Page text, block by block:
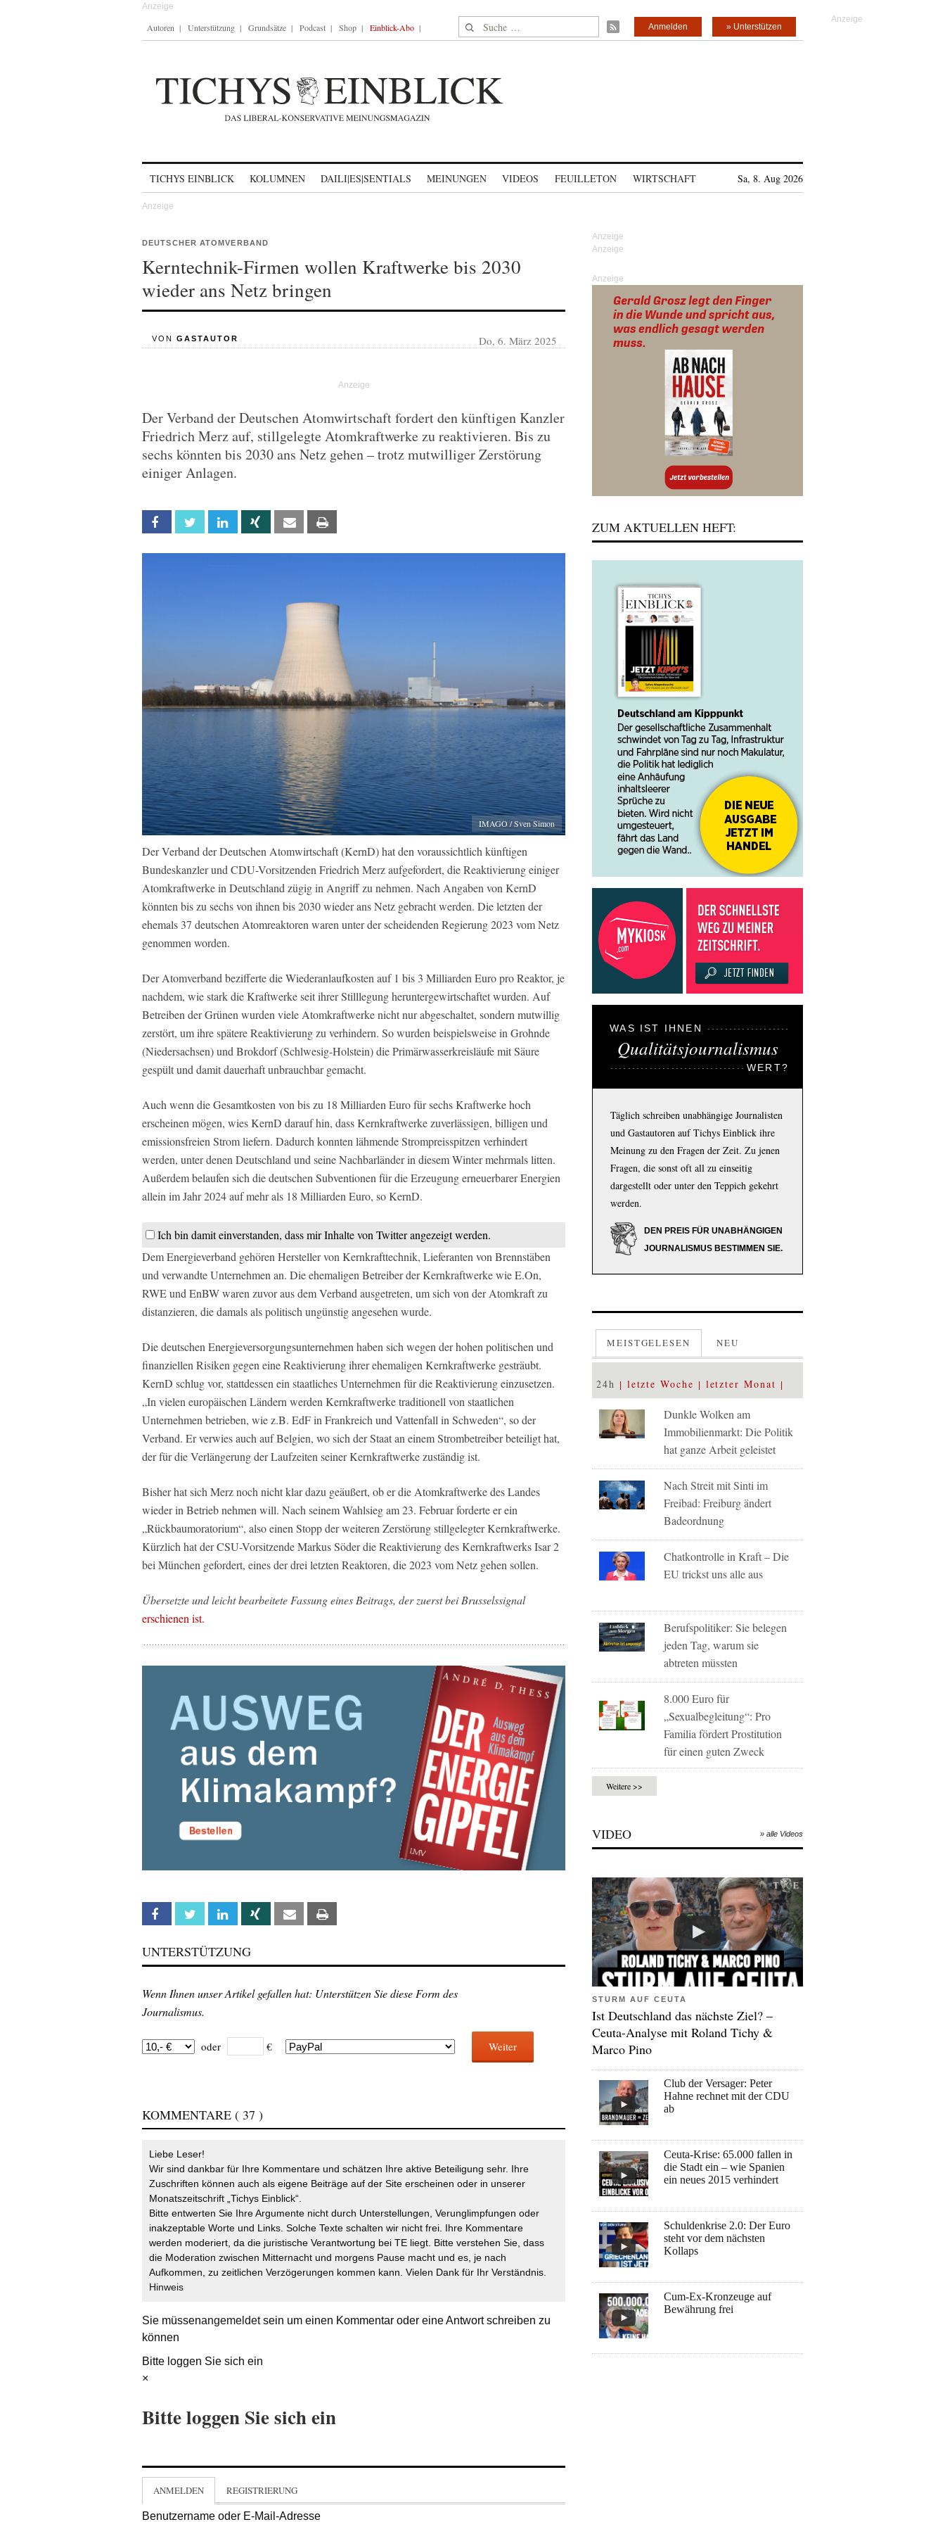
Autoren Unterstützung Grundsätze Podcast Shop Einblick-Abo Suche nach: » Unterstützen
Anmelden
TICHYS EINBLICK KOLUMNEN DAILI|ES|SENTIALS MEINUNGEN VIDEOS FEUILLETON WIRTSCHAFT Sa, 8. Aug 2026
DEUTSCHER ATOMVERBAND
Kerntechnik-Firmen wollen Kraftwerke bis 2030
wieder ans Netz bringen
VON GASTAUTOR Do, 6. März 2025
Der Verband der Deutschen Atomwirtschaft fordert den künftigen Kanzler
Friedrich Merz auf, stillgelegte Atomkraftwerke zu reaktivieren. Bis zu
sechs könnten bis 2030 ans Netz gehen – trotz mutwilliger Zerstörung
einiger Anlagen.
Facebook Twitter Linkedin Xing Email
IMAGO / Sven Simon
Der Verband der Deutschen Atomwirtschaft (KernD) hat den voraussichtlich künftigen
Bundeskanzler und CDU-Vorsitzenden Friedrich Merz aufgefordert, die Reaktivierung einiger
Atomkraftwerke in Deutschland zügig in Angriff zu nehmen. Nach Angaben von KernD
könnten bis zu sechs von ihnen bis 2030 wieder ans Netz gebracht werden. Die letzten der
ehemals 37 deutschen Atomreaktoren waren unter der scheidenden Regierung 2023 vom Netz
genommen worden.
Der Atomverband bezifferte die Wiederanlaufkosten auf 1 bis 3 Milliarden Euro pro Reaktor, je
nachdem, wie stark die Kraftwerke seit ihrer Stilllegung heruntergewirtschaftet wurden. Auf
Betreiben der Grünen wurden viele Atomkraftwerke nicht nur abgeschaltet, sondern mutwillig
zerstört, um ihre spätere Reaktivierung zu verhindern. So wurden beispielsweise in Grohnde
(Niedersachsen) und Brokdorf (Schlwesig-Holstein) die Primärwasserkreisläufe mit Säure
gespült und damit dauerhaft unbrauchbar gemacht.
Auch wenn die Gesamtkosten von bis zu 18 Milliarden Euro für sechs Kraftwerke hoch
erscheinen mögen, wies KernD darauf hin, dass Kernkraftwerke zuverlässigen, billigen und
emissionsfreien Strom liefern. Dadurch konnten lähmende Strompreisspitzen verhindert
werden, unter denen Deutschland und seine Nachbarländer in diesem Winter mehrmals litten.
Außerdem belaufen sich die deutschen Subventionen für die Erzeugung erneuerbarer Energien
allein im Jahr 2024 auf mehr als 18 Milliarden Euro, so KernD.
Ich bin damit einverstanden, dass mir Inhalte von Twitter angezeigt werden.
Dem Energieverband gehören Hersteller von Kernkrafttechnik, Lieferanten von Brennstäben
und verwandte Unternehmen an. Die ehemaligen Betreiber der Kernkraftwerke wie E.On,
RWE und EnBW waren zuvor aus dem Verband ausgetreten, um sich von der Atomkraft zu
distanzieren, die damals als politisch ungünstig angesehen wurde.
Die deutschen Energieversorgungsunternehmen haben sich wegen der hohen politischen und
finanziellen Risiken gegen eine Reaktivierung ihrer ehemaligen Kernkraftwerke gesträubt.
KernD schlug vor, stattdessen ein staatliches Unternehmen für die Reaktivierung einzusetzen.
„In vielen europäischen Ländern werden Kernkraftwerke traditionell von staatlichen
Unternehmen betrieben, wie z.B. EdF in Frankreich und Vattenfall in Schweden“, so der
Verband. Er verwies auch auf Belgien, wo sich der Staat an einem Strombetreiber beteiligt hat,
der für die Verlängerung der Laufzeiten seiner Kernkraftwerke zuständig ist.
Bisher hat sich Merz noch nicht klar dazu geäußert, ob er die Atomkraftwerke des Landes
wieder in Betrieb nehmen will. Nach seinem Wahlsieg am 23. Februar forderte er ein
„Rückbaumoratorium“, also einen Stopp der weiteren Zerstörung stillgelegter Kernkraftwerke.
Kürzlich hat der CSU-Vorsitzende Markus Söder die Reaktivierung des Kernkraftwerks Isar 2
bei München gefordert, eines der drei letzten Reaktoren, die 2023 vom Netz gehen sollen.
Übersetzte und leicht bearbeitete Fassung eines Beitrags, der zuerst bei Brusselssignal
erschienen ist.
Facebook Twitter Linkedin Xing Email
UNTERSTÜTZUNG
Wenn Ihnen unser Artikel gefallen hat: Unterstützen Sie diese Form des
Journalismus.
oder € Weiter
KOMMENTARE ( 37 )
Liebe Leser!
Wir sind dankbar für Ihre Kommentare und schätzen Ihre aktive Beteiligung sehr. Ihre
Zuschriften können auch als eigene Beiträge auf der Site erscheinen oder in unserer
Monatszeitschrift „Tichys Einblick“.
Bitte entwerten Sie Ihre Argumente nicht durch Unterstellungen, Verunglimpfungen oder
inakzeptable Worte und Links. Solche Texte schalten wir nicht frei. Ihre Kommentare
werden moderiert, da die juristische Verantwortung bei TE liegt. Bitte verstehen Sie, dass
die Moderation zwischen Mitternacht und morgens Pause macht und es, je nach
Aufkommen, zu zeitlichen Verzögerungen kommen kann. Vielen Dank für Ihr Verständnis.
Hinweis
Sie müssenangemeldetsein um einen Kommentar oder eine Antwort schreiben zu
können
Bitte loggen Sie sich ein
×
Bitte loggen Sie sich ein
ANMELDEN REGISTRIERUNG
Benutzername oder E-Mail-Adresse
Anzeige
ZUM AKTUELLEN HEFT:
WAS IST IHNEN
Qualitätsjournalismus
WERT?
Täglich schreiben unabhängige Journalisten
und Gastautoren auf Tichys Einblick ihre
Meinung zu den Fragen der Zeit. Zu jenen
Fragen, die sonst oft all zu einseitig
dargestellt oder unter den Teppich gekehrt
werden.
DEN PREIS FÜR UNABHÄNGIGEN
JOURNALISMUS BESTIMMEN SIE.
MEISTGELESEN NEU
24h letzte Woche letzter Monat
Dunkle Wolken am
Immobilienmarkt: Die Politik
hat ganze Arbeit geleistet
Nach Streit mit Sinti im
Freibad: Freiburg ändert
Badeordnung
Chatkontrolle in Kraft – Die
EU trickst uns alle aus
Berufspolitiker: Sie belegen
jeden Tag, warum sie
abtreten müssten
8.000 Euro für
„Sexualbegleitung“: Pro
Familia fördert Prostitution
für einen guten Zweck
Weitere >>
VIDEO » alle Videos
STURM AUF CEUTA
Ist Deutschland das nächste Ziel? –
Ceuta-Analyse mit Roland Tichy &
Marco Pino
Club der Versager: Peter
Hahne rechnet mit der CDU
ab
Ceuta-Krise: 65.000 fallen in
die Stadt ein – wie Spanien
ein neues 2015 verhindert
Schuldenkrise 2.0: Der Euro
steht vor dem nächsten
Kollaps
Cum-Ex-Kronzeuge auf
Bewährung frei